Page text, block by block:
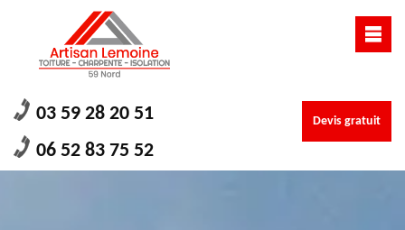
03 59 28 20 51
06 52 83 75 52
Devis gratuit